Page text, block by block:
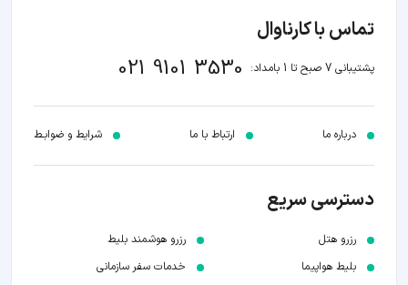
تماس با کارناوال
پشتیبانی 7 صبح تا 1 بامداد: 021 9101 3530
درباره ما ارتباط با ما شرایط و ضوابـط
دسترسی سریع
رزرو هتل
بلیط هواپیما
رزرو هوشمند بلیط
خدمات سفر سازمانی